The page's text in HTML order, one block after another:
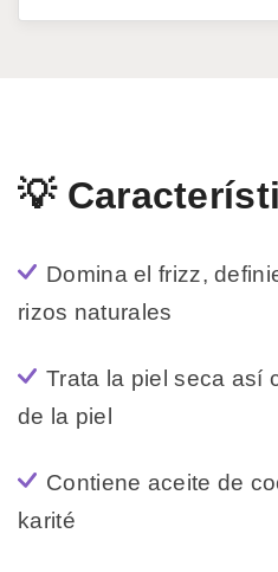
💡
Domina el frizz,
rizos naturales
Trata la piel seca así
de la piel
Contiene aceite de
karité